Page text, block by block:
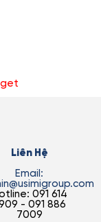
Liên Hệ
Email:
091 614
- 091 886
7009